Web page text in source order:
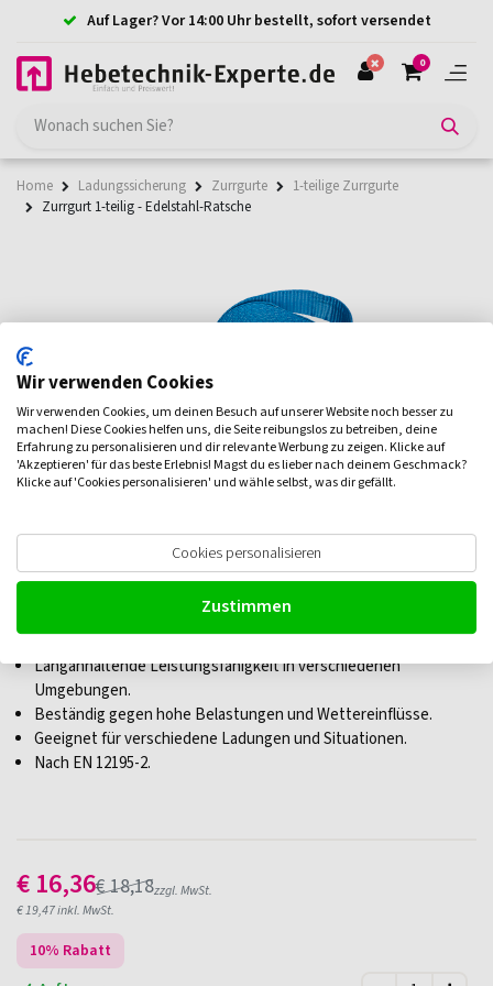
Auf Lager? Vor 14:00 Uhr bestellt, sofort versendet
0
Home Ladungssicherung Zurrgurte
1-teilige Zurrgurte
Zurrgurt 1-teilig - Edelstahl-Ratsche
Zurrgurt 1-teilig - Edelstahl-Ratsche
Edelstahl-Ratsche bietet Korrosionsbeständigkeit.
Langanhaltende Leistungsfähigkeit in verschiedenen
Umgebungen.
Beständig gegen hohe Belastungen und Wettereinflüsse.
Geeignet für verschiedene Ladungen und Situationen.
Nach EN 12195-2.
€ 16,36€18,18zzgl. MwSt.
€19,47inkl. MwSt.
10% Rabatt
Wir verwenden Cookies
Wir verwenden Cookies, um deinen Besuch auf unserer Website noch besser zu
machen! Diese Cookies helfen uns, die Seite reibungslos zu betreiben, deine
Erfahrung zu personalisieren und dir relevante Werbung zu zeigen. Klicke auf
'Akzeptieren' für das beste Erlebnis! Magst du es lieber nach deinem Geschmack?
Klicke auf 'Cookies personalisieren' und wähle selbst, was dir gefällt.
Cookies personalisieren
Zustimmen